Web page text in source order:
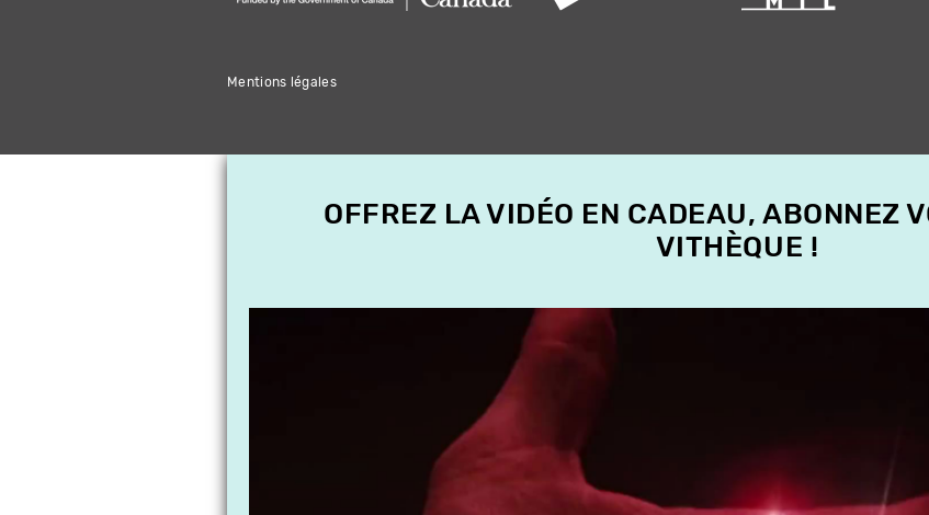
Mentions légales
OFFREZ LA VIDÉO EN CADEAU, ABONNEZ
VITHÈQUE !